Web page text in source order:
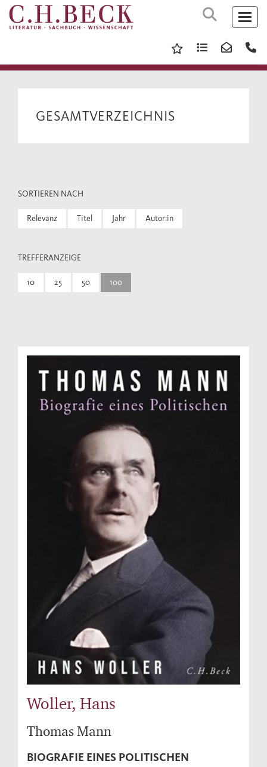
GESAMTVERZEICHNIS
SORTIEREN NACH
Relevanz Titel Jahr Autor:in
TREFFERANZEIGE
10 25 50 100
Woller, Hans
Thomas Mann
BIOGRAFIE EINES POLITISCHEN